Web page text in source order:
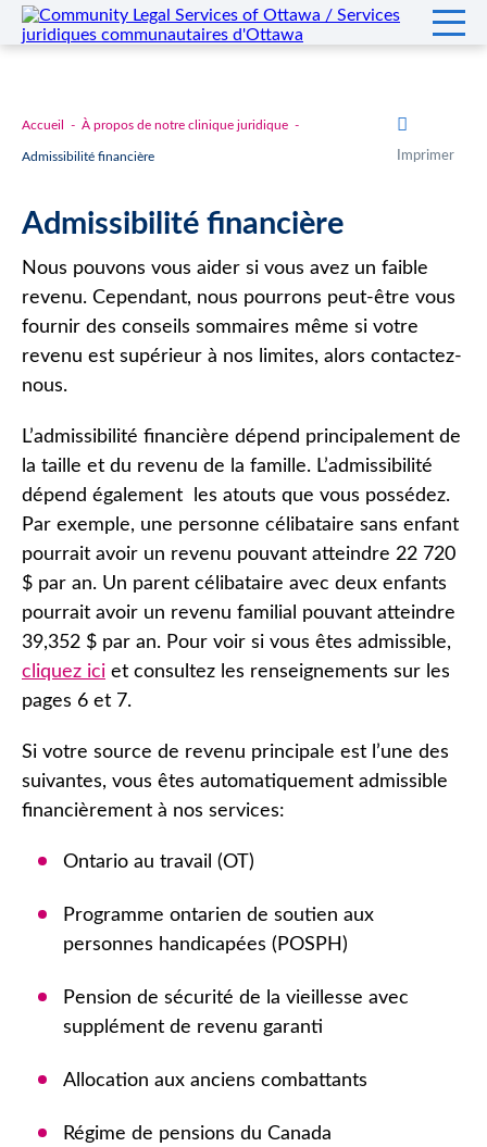
Accueil À propos de notre clinique juridique
Admissibilité financière Imprimer
Admissibilité financière
Nous pouvons vous aider si vous avez un faible
revenu. Cependant, nous pourrons peut-être vous
fournir des conseils sommaires même si votre
revenu est supérieur à nos limites, alors contactez-
nous.
L’admissibilité financière dépend principalement de
la taille et du revenu de la famille. L’admissibilité
dépend également les atouts que vous possédez.
Par exemple, une personne célibataire sans enfant
pourrait avoir un revenu pouvant atteindre 22 720
$ par an. Un parent célibataire avec deux enfants
pourrait avoir un revenu familial pouvant atteindre
39,352 $ par an. Pour voir si vous êtes admissible,
cliquez ici et consultez les renseignements sur les
pages 6 et 7.
Si votre source de revenu principale est l’une des
suivantes, vous êtes automatiquement admissible
financièrement à nos services:
Ontario au travail (OT)
Programme ontarien de soutien aux
personnes handicapées (POSPH)
Pension de sécurité de la vieillesse avec
supplément de revenu garanti
Allocation aux anciens combattants
Régime de pensions du Canada